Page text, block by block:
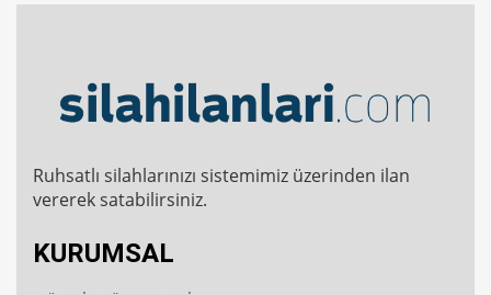
Ruhsatlı silahlarınızı sistemimiz üzerinden ilan
vererek satabilirsiniz.
KURUMSAL